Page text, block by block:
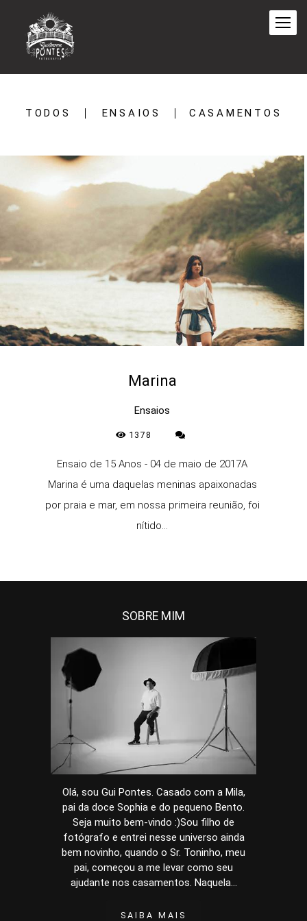
TODOS ENSAIOS CASAMENTOS
Marina
Ensaios
1378
Ensaio de 15 Anos - 04 de maio de 2017A
Marina é uma daquelas meninas apaixonadas
por praia e mar, em nossa primeira reunião, foi
nítido...
SOBRE MIM
Olá, sou Gui Pontes. Casado com a Mila,
pai da doce Sophia e do pequeno Bento.
Seja muito bem-vindo :)Sou filho de
fotógrafo e entrei nesse universo ainda
bem novinho, quando o Sr. Toninho, meu
pai, começou a me levar como seu
ajudante nos casamentos. Naquela...
SAIBA MAIS